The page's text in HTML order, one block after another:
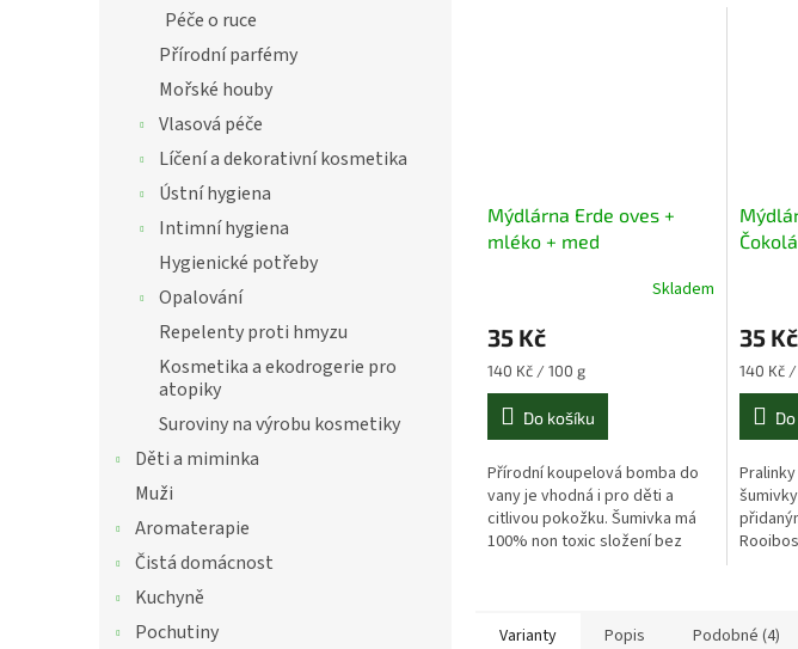
Péče o ruce
Přírodní parfémy
Mořské houby
Vlasová péče
Líčení a dekorativní kosmetika
Ústní hygiena
Intimní hygiena
Hygienické potřeby
Opalování
Repelenty proti hmyzu
Kosmetika a ekodrogerie pro
atopiky
Suroviny na výrobu kosmetiky
Děti a miminka
Muži
Aromaterapie
Čistá domácnost
Kuchyně
Pochutiny
Mýdlárna Erde oves +
mléko + med
Skladem
35 Kč
Měrná
cena:
140 Kč / 100 g
Do košíku
Přírodní koupelová bomba do
vany je vhodná i pro děti a
citlivou pokožku. Šumivka má
100% non toxic složení bez
35 Kč
Měrná
cena:
140 Kč
Varianty Popis Podobné (4)